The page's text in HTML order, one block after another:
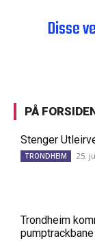
Disse
PÅ
Stenger
TRONDHEIM 25.
Trondheim